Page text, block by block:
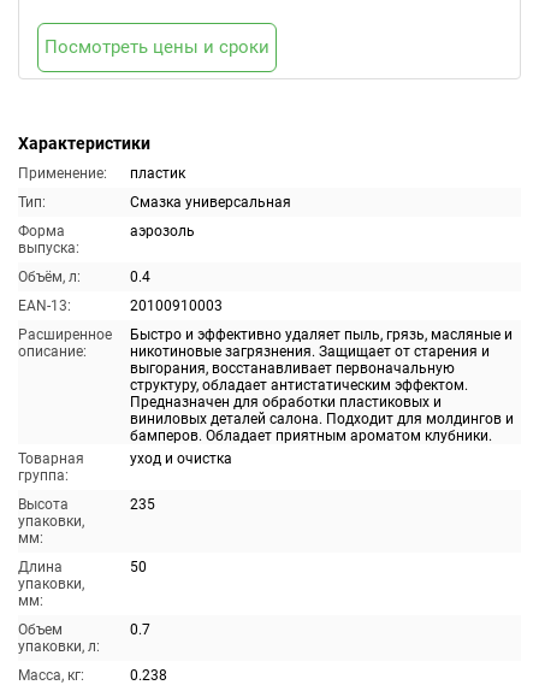
Характеристики
Применение:
пластик
Тип:
Смазка универсальная
Форма
выпуска:
аэрозоль
Объём, л:
0.4
EAN-13:
20100910003
Расширенное
описание:
Быстро и эффективно удаляет пыль, грязь, масляные и
никотиновые загрязнения. Защищает от старения и
выгорания, восстанавливает первоначальную
структуру, обладает антистатическим эффектом.
Предназначен для обработки пластиковых и
виниловых деталей салона. Подходит для молдингов и
бамперов. Обладает приятным ароматом клубники.
Товарная
группа:
уход и очистка
Высота
упаковки,
мм:
235
Длина
упаковки,
мм:
50
Объем
упаковки, л:
0.7
Масса, кг:
0.238
Посмотреть цены и сроки